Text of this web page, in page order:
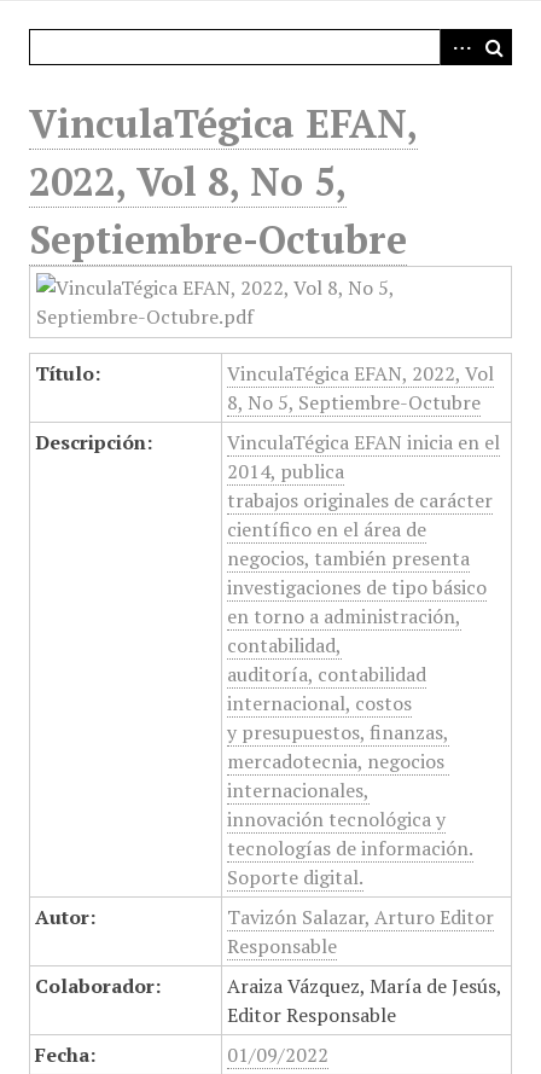
VinculaTégica EFAN,
2022, Vol 8, No 5,
Septiembre-Octubre
Título:
VinculaTégica EFAN, 2022, Vol
8, No 5, Septiembre-Octubre
Descripción:
VinculaTégica EFAN inicia en el
2014, publica
trabajos originales de carácter
científico en el área de
negocios, también presenta
investigaciones de tipo básico
en torno a administración,
contabilidad,
auditoría, contabilidad
internacional, costos
y presupuestos, finanzas,
mercadotecnia, negocios
internacionales,
innovación tecnológica y
tecnologías de información.
Soporte digital.
Autor:
Tavizón Salazar, Arturo Editor
Responsable
Colaborador:
Araiza Vázquez, María de Jesús,
Editor Responsable
Fecha:
01/09/2022